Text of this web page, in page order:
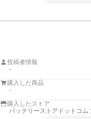
投稿者情報
-
購入した商品
-
購入したストア
バッテリーストアドットコム